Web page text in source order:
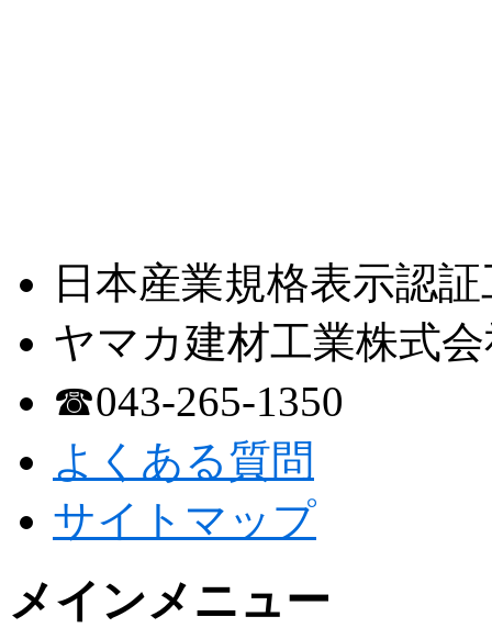
日本産業規格表示認
ヤマカ建材工業株式
☎︎043-265-1350
よくある質問
サイトマップ
ヤマカ建材工業株式会社 ホ
生コン製造・販売
メインメニュー